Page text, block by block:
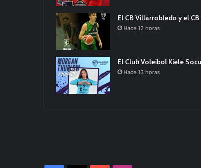
El CB Villarrobledo y el
Hace 12 horas
El Club Voleibol Kiele
Hace 13 horas